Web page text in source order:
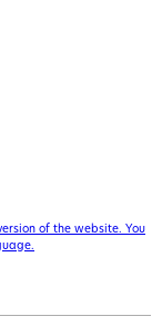
of the website. You